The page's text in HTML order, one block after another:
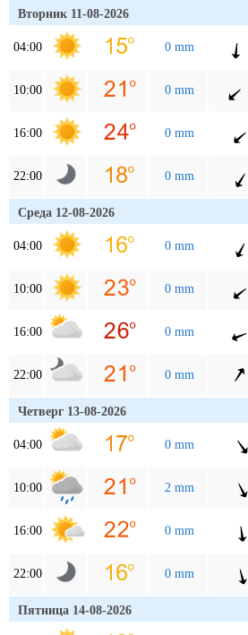
Вторник 11-08-2026
04:00 0 mm
10:00 0 mm
16:00 0 mm
22:00 0 mm
Среда 12-08-2026
04:00 0 mm
10:00 0 mm
16:00 0 mm
22:00 0 mm
Четверг 13-08-2026
04:00 0 mm
10:00 2 mm
16:00 0 mm
22:00 0 mm
Пятница 14-08-2026